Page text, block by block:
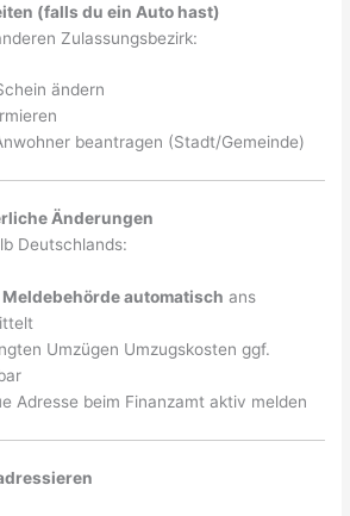
(falls du ein Auto hast)
Zulassungsbezirk:
ändern
beantragen (Stadt/Gemeinde)
Änderungen
Deutschlands:
automatisch ans
Umzügen Umzugskosten ggf.
Adresse beim Finanzamt aktiv melden